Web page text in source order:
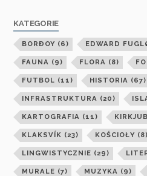
KATEGORIE
BORÐOY (6) EDWARD
FAUNA (9) FLORA (8)
FUTBOL (11) HISTORIA (67)
INFRASTRUKTURA (20)
KARTOGRAFIA (11)
KLAKSVÍK (23) KOŚCIOŁY (8)
LINGWISTYCZNIE (29)
MURALE (7) MUZYKA (9)